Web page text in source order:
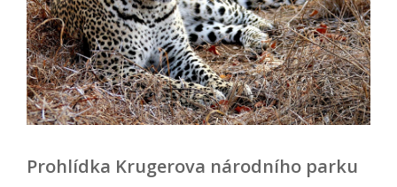
Prohlídka Krugerova národního parku